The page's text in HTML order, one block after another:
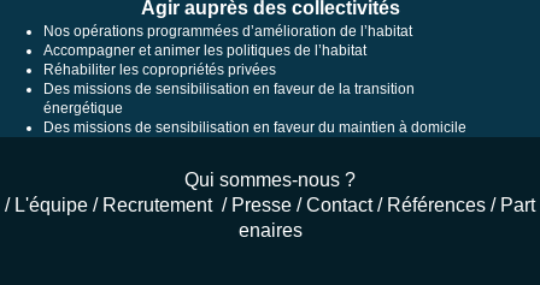
Agir auprès des collectivités
Nos opérations programmées d’amélioration de l’habitat
Accompagner et animer les politiques de l’habitat
Réhabiliter les copropriétés privées
Des missions de sensibilisation en faveur de la transition
énergétique
Des missions de sensibilisation en faveur du maintien à domicile
Qui sommes-nous ?
/ L'équipe / Recrutement / Presse / Contact/ Références / Part
enaires